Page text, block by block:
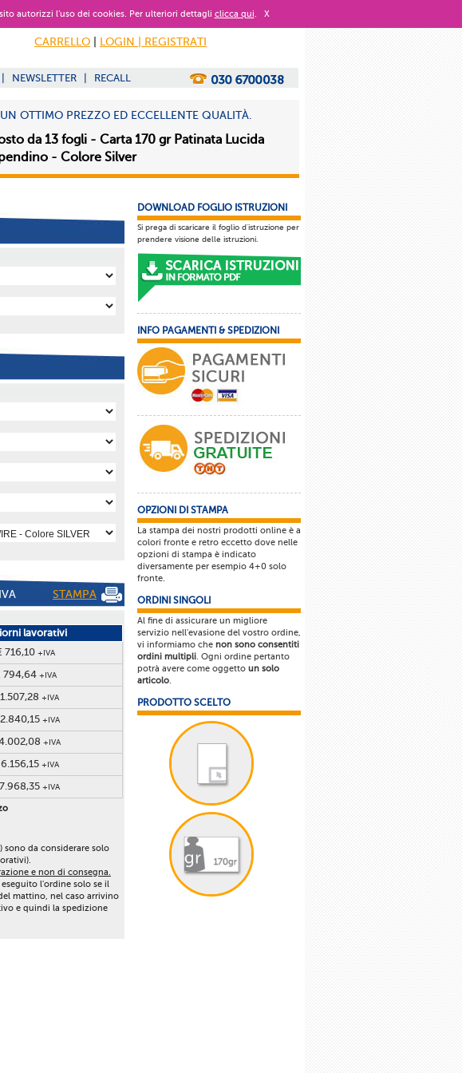
autorizzi l’uso dei cookies. Per ulteriori dettagli clicca qui. X
CARRELLO LOGIN | REGISTRATI
NEWSLETTER RECALL
OTTIMO PREZZO ED ECCELLENTE QUALITÀ.
da 13 fogli - Carta 170 gr Patinata Lucida
- Colore Silver
STAMPA
lavorativi
716,10 +IVA
794,64 +IVA
+IVA
+IVA
+IVA
+IVA
+IVA
sono da considerare solo
e non di consegna.
l'ordine solo se il
mattino, nel caso arrivino
e quindi la spedizione
DOWNLOAD FOGLIO ISTRUZIONI
Si prega di scaricare il foglio d'istruzione per
prendere visione delle istruzioni.
INFO PAGAMENTI & SPEDIZIONI
OPZIONI DI STAMPA
La stampa dei nostri prodotti online è a
colori fronte e retro eccetto dove nelle
opzioni di stampa è indicato
diversamente per esempio 4+0 solo
fronte.
ORDINI SINGOLI
Al fine di assicurare un migliore
servizio nell'evasione del vostro ordine,
vi informiamo che non sono consentiti
ordini multipli. Ogni ordine pertanto
potrà avere come oggetto un solo
articolo.
PRODOTTO SCELTO